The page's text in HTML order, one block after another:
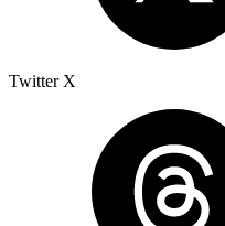
Twitter X